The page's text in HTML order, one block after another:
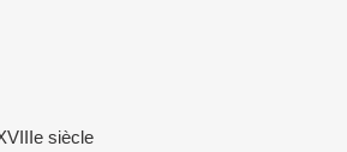
siècle